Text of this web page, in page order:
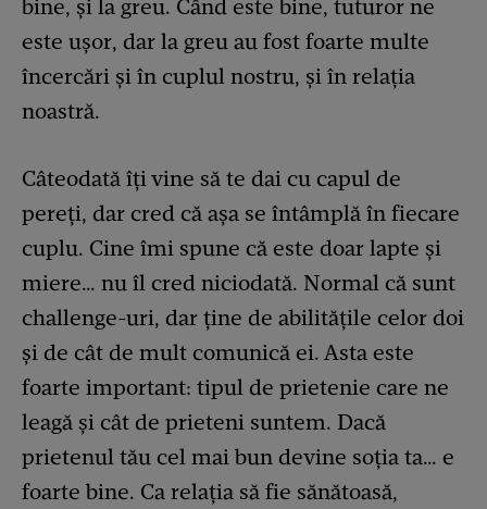
bine, și la greu. Când este bine, tuturor ne
este ușor, dar la greu au fost foarte multe
încercări și în cuplul nostru, și în relația
noastră.
Câteodată îți vine să te dai cu capul de
pereți, dar cred că așa se întâmplă în fiecare
cuplu. Cine îmi spune că este doar lapte și
miere… nu îl cred niciodată. Normal că sunt
challenge-uri, dar ține de abilitățile celor doi
și de cât de mult comunică ei. Asta este
foarte important: tipul de prietenie care ne
leagă și cât de prieteni suntem. Dacă
prietenul tău cel mai bun devine soția ta… e
foarte bine. Ca relația să fie sănătoasă,